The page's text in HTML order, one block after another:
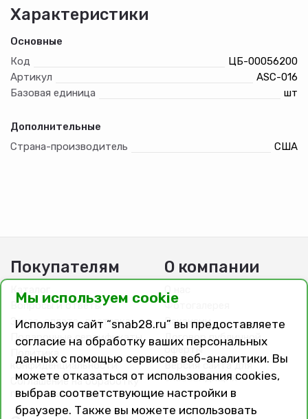
покрытий, пластика, керамики, резины, металлических
изделий и пр.
— Эффективное удаление всех типов загрязнения (жир,
смазка, технические загрязнения, остатки скотча, следы
маркера, смола), включая бытовые.
— Высокие чистящие свойства.
— Средство готово к применению, просто в
использовании
Характеристики
Основные
Код
ЦБ-00056200
Артикул
ASC-016
Базовая единица
шт
Дополнительные
Страна-производитель
США
Покупателям
Каталог
Вопросы и ответы
Заказ, оплата, доставка
Подарочные сертификаты
конфиденциальности
Соглашение на обработку
персональных данных
О компании
О нас
Фотогалерея
Вакансии
Договор публичной
оферты
Версия сайта для
слабовидящих
Мы используем cookie
Используя сайт “snab28.ru” вы предоставляете
согласие на обработку ваших персональных
данных с помощью сервисов веб-аналитики. Вы
можете отказаться от использования cookies,
выбрав соответствующие настройки в
браузере. Также вы можете использовать